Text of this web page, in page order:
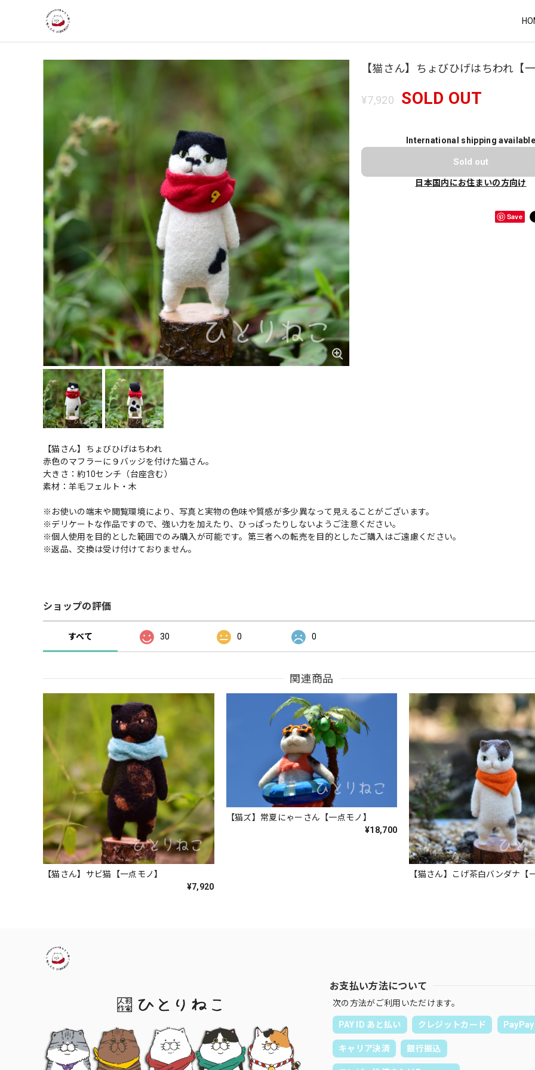
【猫さん】ちょびひげはちわれ【
¥7,920 SOLD OUT
International shipping
Sold out
日本国内にお住まいの方向け
Save
【猫さん】ちょびひげはちわれ
赤色のマフラーに９バッジを付けた猫さん。
大きさ：約10センチ（台座含む）
素材：羊毛フェルト・木
※お使いの端末や閲覧環境により、写真と実物の色味や質感が多少異なって見えることがございます。
※デリケートな作品ですので、強い力を加えたり、ひっぱったりしないようご注意ください。
※個人使用を目的とした範囲でのみ購入が可能です。第三者への転売を目的としたご購入はご遠慮ください。
※返品、交換は受け付けておりません。
ショップの評価
すべて 30 0 0
関連商品
【猫さん】サビ猫【一点モノ】
¥7,920
【猫ズ】常夏にゃーさん【一点モノ】
¥18,700
【猫さん】こげ茶白バンダナ【
お支払い方法について
次の方法がご利用いただけます。
PAY ID あと払い クレジットカード PayPay
キャリア決済 銀行振込